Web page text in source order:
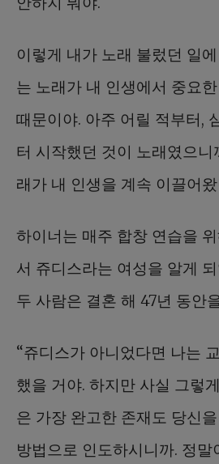
이렇게 내가 노래 불렀던 일
는 노래가 내 인생에서 중요
때문이야. 아주 어릴 적부터,
터 시작했던 것이 노래였으니
래가 내 인생을 계속 이끌어
하이너는 매주 합창 연습을
서 쥬디스라는 여성을 알게
두 사람은 결혼 해 47년 동안
“쥬디스가 아니었다면 나는
했을 거야. 하지만 사실 그렇
은 가장 완고한 존재도 당신
방법으로 인도하시니까. 정